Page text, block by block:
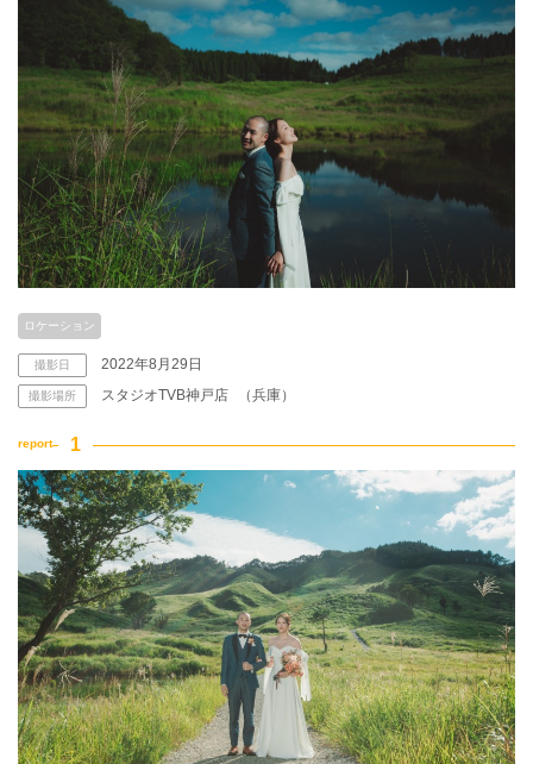
こだわりポイント
夜景での撮影 ペットと撮影
庭園での撮影 3万円以下のプラン
マタニティフォト
豊富なカラードレス
スタジオでの撮影
豊富な色打掛・着物
家族・友人と撮影
チャペルでの撮影
ロケーション
撮影日 2022年8月29日
撮影場所 スタジオTVB神戸店 （兵庫）